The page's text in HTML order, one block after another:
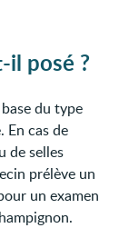
il posé ?
du type
En cas de
de selles
prélève un
un examen